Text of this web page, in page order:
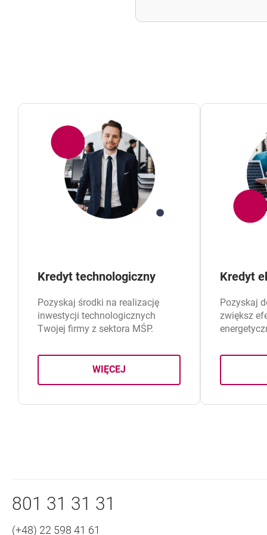
Czy jest możliwe odroczenie
Czy bank posiada ofertę w
Czy kredyt jest odnawialny?
Kredyt technologiczny
Pozyskaj środki na realizację
inwestycji technologicznych
Twojej firmy z sektora MŚP.
WIĘCEJ
O KREDYCIE TECHNOLOGICZNYM
Kredyt
Pozyskaj
zwiększ
Nawigacja dolna
Zadzwoń do nas
801 31 31 31
(+48) 22 598 41 61